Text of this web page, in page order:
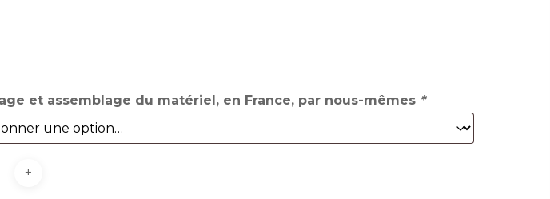
et assemblage du matériel, en France, par nous-mêmes *